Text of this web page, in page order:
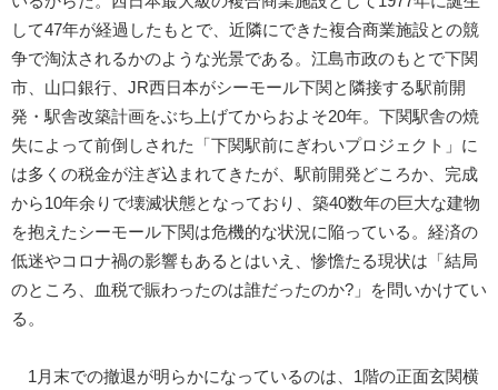
して47年が経過したもとで、近隣にできた複合商業施設との競
争で淘汰されるかのような光景である。江島市政のもとで下関
市、山口銀行、JR西日本がシーモール下関と隣接する駅前開
発・駅舎改築計画をぶち上げてからおよそ20年。下関駅舎の焼
失によって前倒しされた「下関駅前にぎわいプロジェクト」に
は多くの税金が注ぎ込まれてきたが、駅前開発どころか、完成
から10年余りで壊滅状態となっており、築40数年の巨大な建物
を抱えたシーモール下関は危機的な状況に陥っている。経済の
低迷やコロナ禍の影響もあるとはいえ、惨憺たる現状は「結局
のところ、血税で賑わったのは誰だったのか?」を問いかけてい
る。
1月末での撤退が明らかになっているのは、1階の正面玄関横